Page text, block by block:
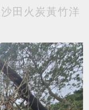
沙田火炭黃竹洋